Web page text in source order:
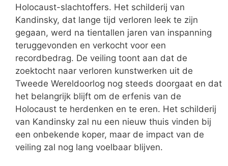
Holocaust-slachtoffers. Het schilderij van
Kandinsky, dat lange tijd verloren leek te zijn
gegaan, werd na tientallen jaren van inspanning
teruggevonden en verkocht voor een
recordbedrag. De veiling toont aan dat de
zoektocht naar verloren kunstwerken uit de
Tweede Wereldoorlog nog steeds doorgaat en dat
het belangrijk blijft om de erfenis van de
Holocaust te herdenken en te eren. Het schilderij
van Kandinsky zal nu een nieuw thuis vinden bij
een onbekende koper, maar de impact van de
veiling zal nog lang voelbaar blijven.